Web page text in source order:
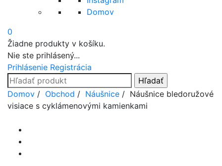
Domov
0
Žiadne produkty v košíku.
Nie ste prihlásený...
Prihlásenie Registrácia
Search
for:
Prejsť
na
Domov / Obchod / Náušnice / Náušnice bledoružové
visiace s cyklámenovými kamienkami